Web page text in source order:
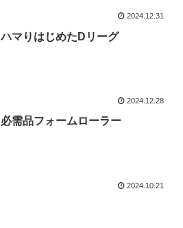
2024.12.31
ハマりはじめたDリーグ
2024.12.28
必需品フォームローラー
2024.10.21